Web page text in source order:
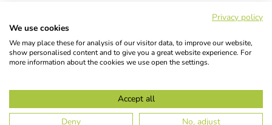
Privacy policy
We use cookies
We may place these for analysis of our visitor data, to improve our website,
show personalised content and to give you a great website experience. For
more information about the cookies we use open the settings.
Accept all
Deny
No, adjust